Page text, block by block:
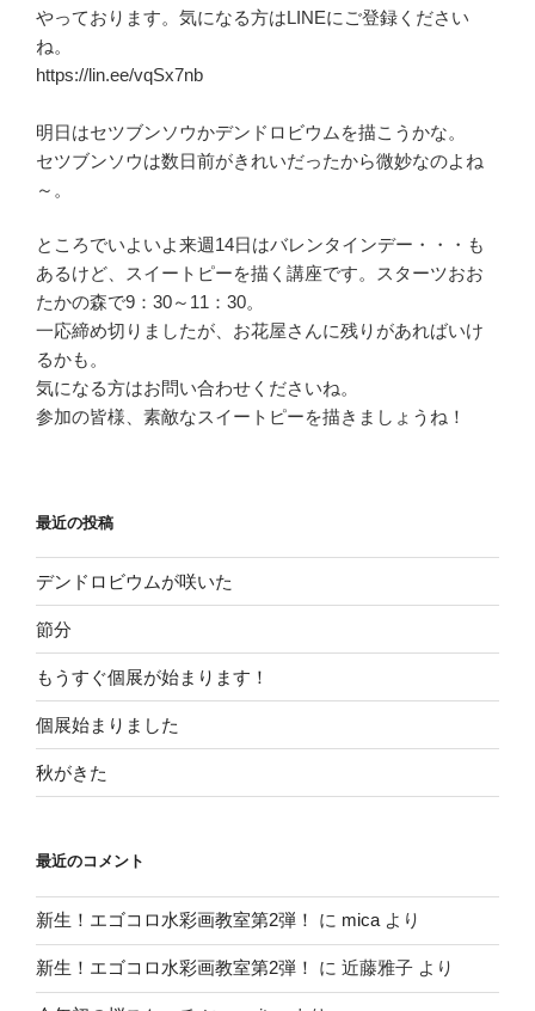
やっております。気になる方はLINEにご登録ください
ね。
https://lin.ee/vqSx7nb
明日はセツブンソウかデンドロビウムを描こうかな。
セツブンソウは数日前がきれいだったから微妙なのよね
～。
ところでいよいよ来週14日はバレンタインデー・・・も
あるけど、スイートピーを描く講座です。スターツおお
たかの森で9：30～11：30。
一応締め切りましたが、お花屋さんに残りがあればいけ
るかも。
気になる方はお問い合わせくださいね。
参加の皆様、素敵なスイートピーを描きましょうね！
最近の投稿
デンドロビウムが咲いた
節分
もうすぐ個展が始まります！
個展始まりました
秋がきた
最近のコメント
新生！エゴコロ水彩画教室第2弾！ に micaより
新生！エゴコロ水彩画教室第2弾！ に 近藤雅子 より